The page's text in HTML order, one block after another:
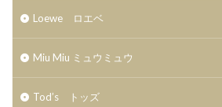
Loewe ロエベ
Miu Miu ミュウミュウ
Tod’s トッズ